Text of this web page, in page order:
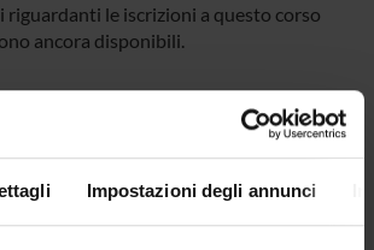
Impostazioni degli annunci
riguardanti le iscrizioni a questo corso
ancora disponibili.